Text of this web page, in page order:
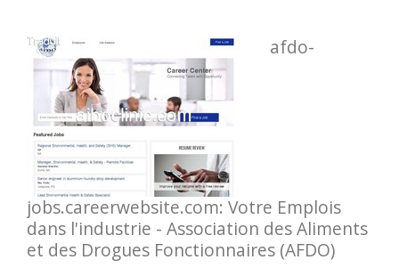
afdo-
jobs.careerwebsite.com: Votre Emplois
dans l'industrie - Association des Aliments
et des Drogues Fonctionnaires (AFDO)